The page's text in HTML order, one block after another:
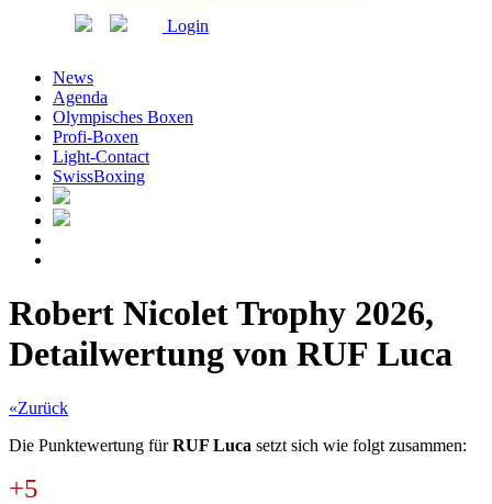
Login
News
Agenda
Olympisches Boxen
Profi-Boxen
Light-Contact
SwissBoxing
Robert Nicolet Trophy 2026,
Detailwertung von RUF Luca
«Zurück
Die Punktewertung fürRUF Luca setzt sich wie folgt zusammen:
+5